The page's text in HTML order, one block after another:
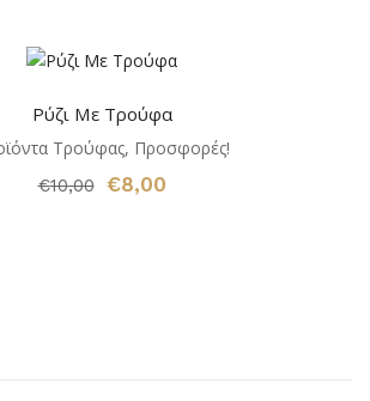
Ρύζι Με Τρούφα
Τρούφας, Προσφορές!
€10,00 Original
€8,00Η